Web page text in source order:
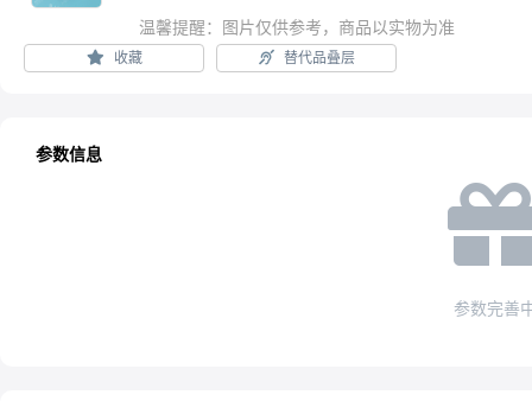
温馨提醒：图片仅供参考，商品以实物为准
收藏 替代品叠层
参数信息
参数完善